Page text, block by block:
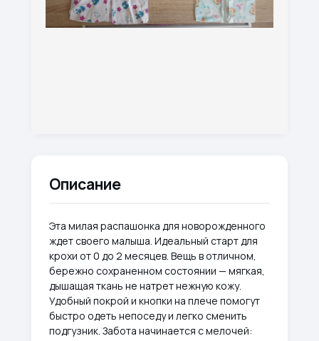
Описание
Эта милая распашонка для новорожденного
ждет своего малыша. Идеальный старт для
крохи от 0 до 2 месяцев. Вещь в отличном,
бережно сохраненном состоянии — мягкая,
дышащая ткань не натрет нежную кожу.
Удобный покрой и кнопки на плече помогут
быстро одеть непоседу и легко сменить
подгузник. Забота начинается с мелочей: